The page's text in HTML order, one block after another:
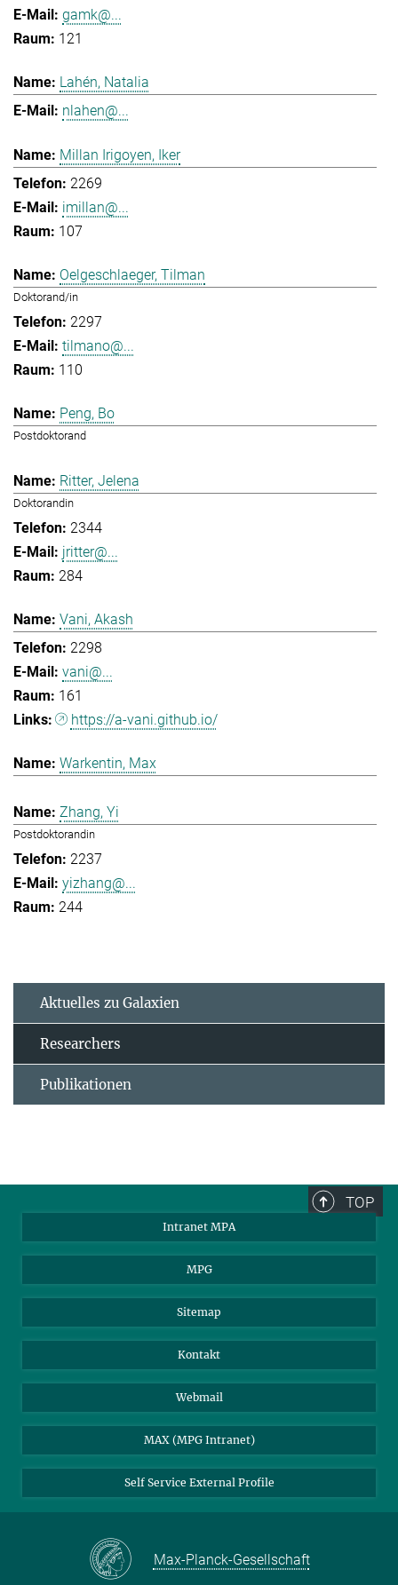
gamk@...
121
Lahén, Natalia
nlahen@...
Millan Irigoyen, Iker
2269
imillan@...
107
Oelgeschlaeger, Tilman
Doktorand/in
2297
tilmano@...
110
Peng, Bo
Postdoktorand
Ritter, Jelena
Doktorandin
2344
jritter@...
284
Vani, Akash
2298
vani@...
161
https://a-vani.github.io/
Warkentin, Max
Zhang, Yi
Postdoktorandin
2237
yizhang@...
244
Aktuelles zu Galaxien
Researchers
Publikationen
TOP
Intranet MPA
MPG
Sitemap
Kontakt
Webmail
MAX (MPG Intranet)
Self Service External Profile
Max-Planck-Gesellschaft